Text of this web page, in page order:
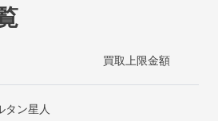
買取上限金額
タン星人